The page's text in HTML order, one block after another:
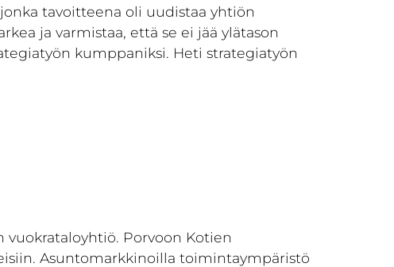
tavoitteena oli uudistaa yhtiön
ja varmistaa, että se ei jää ylätason
kumppaniksi. Heti strategiatyön
Porvoon Kotien
Asuntomarkkinoilla toimintaympäristö